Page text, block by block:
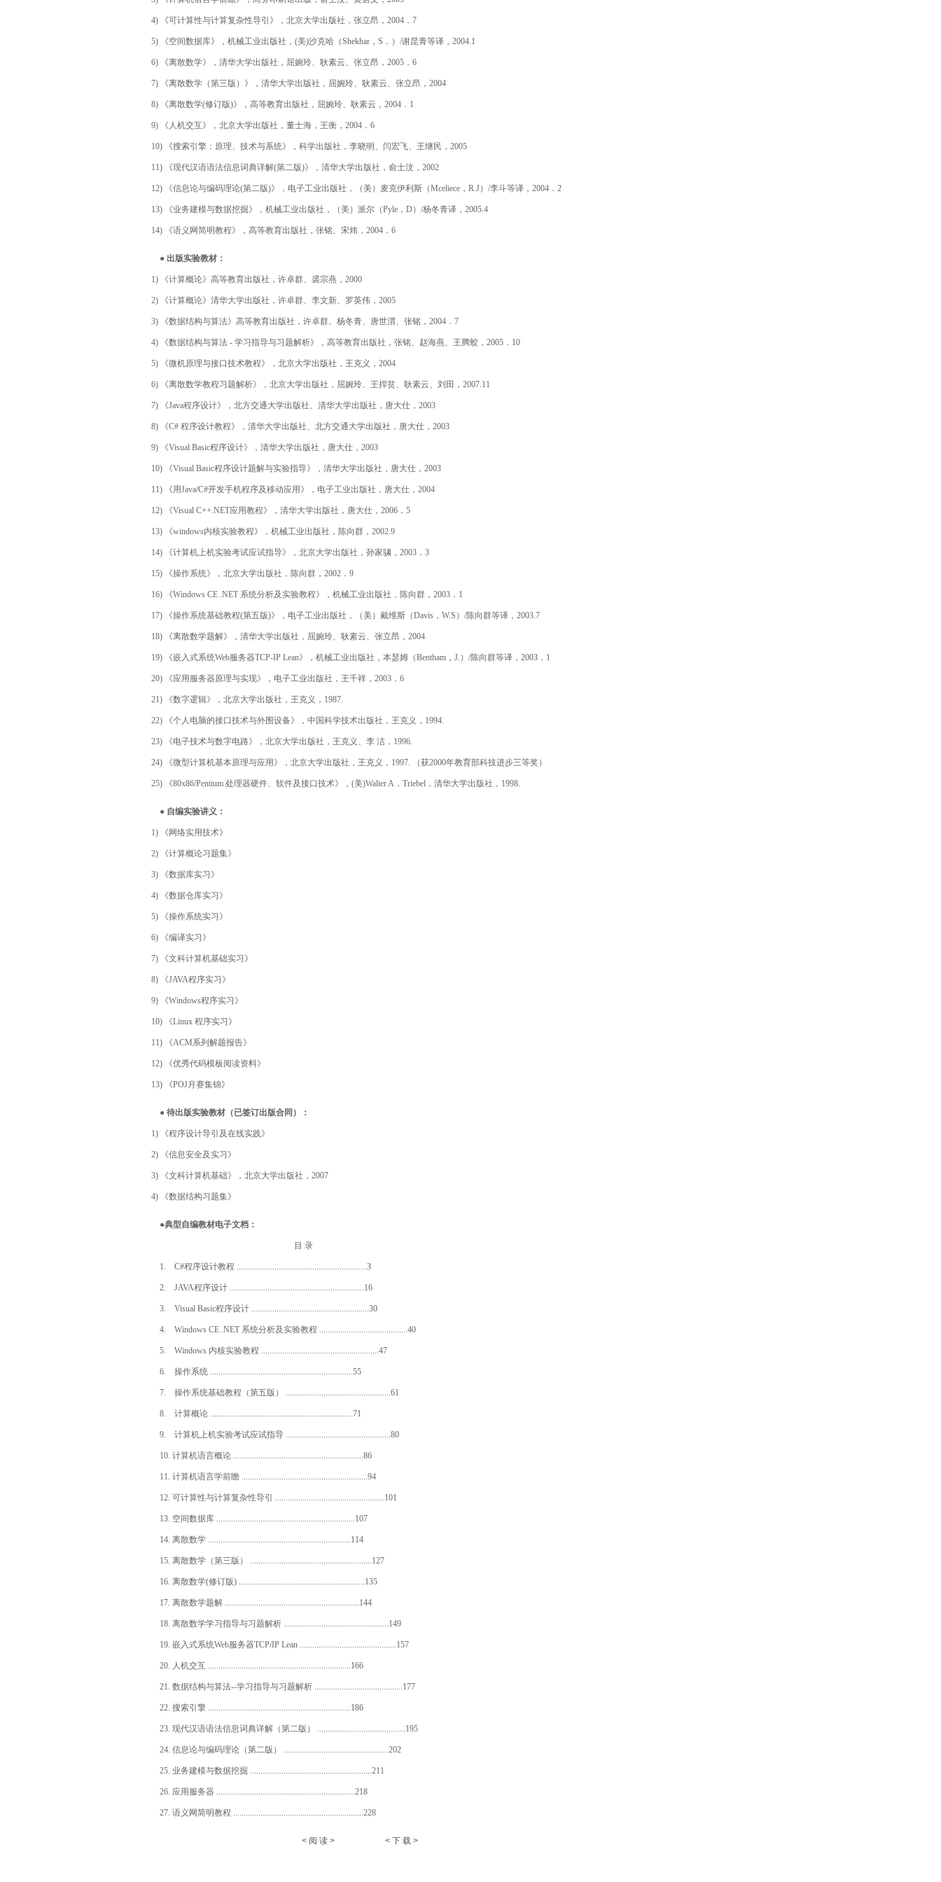
4) 《可计算性与计算复杂性导引》，北京大学出版社，张立昂，2004．7
5) 《空间数据库》，机械工业出版社，(美)沙克哈（Shekhar，S．）/谢昆青等译，2004.1
6) 《离散数学》，清华大学出版社，屈婉玲、耿素云、张立昂，2005．6
7) 《离散数学（第三版）》，清华大学出版社，屈婉玲、耿素云、张立昂，2004
8) 《离散数学(修订版)》，高等教育出版社，屈婉玲、耿素云，2004．1
9) 《人机交互》，北京大学出版社，董士海，王衡，2004．6
10) 《搜索引擎：原理、技术与系统》，科学出版社，李晓明、闫宏飞、王继民，2005
11) 《现代汉语语法信息词典详解(第二版)》，清华大学出版社，俞士汶，2002
12) 《信息论与编码理论(第二版)》，电子工业出版社，（美）麦克伊利斯（Mceliece，R.J）/李斗等译，2004．2
13) 《业务建模与数据挖掘》，机械工业出版社，（美）派尔（Pyle，D）/杨冬青译，2005.4
14) 《语义网简明教程》，高等教育出版社，张铭、宋炜，2004．6
● 出版实验教材：
1) 《计算概论》高等教育出版社，许卓群、裘宗燕，2000
2) 《计算概论》清华大学出版社，许卓群、李文新、罗英伟，2005
3) 《数据结构与算法》高等教育出版社，许卓群、杨冬青、唐世渭、张铭，2004．7
4) 《数据结构与算法 - 学习指导与习题解析》，高等教育出版社，张铭、赵海燕、王腾蛟，2005．10
5) 《微机原理与接口技术教程》，北京大学出版社，王克义，2004
6) 《离散数学教程习题解析》，北京大学出版社，屈婉玲、王捍贫、耿素云、刘田，2007.11
7) 《Java程序设计》，北方交通大学出版社、清华大学出版社，唐大仕，2003
8) 《C# 程序设计教程》，清华大学出版社、北方交通大学出版社，唐大仕，2003
9) 《Visual Basic程序设计》，清华大学出版社，唐大仕，2003
10) 《Visual Basic程序设计题解与实验指导》，清华大学出版社，唐大仕，2003
11) 《用Java/C#开发手机程序及移动应用》，电子工业出版社，唐大仕，2004
12) 《Visual C++.NET应用教程》，清华大学出版社，唐大仕，2006．5
13) 《windows内核实验教程》，机械工业出版社，陈向群，2002.9
14) 《计算机上机实验考试应试指导》，北京大学出版社，孙家骕，2003．3
15) 《操作系统》，北京大学出版社，陈向群，2002．9
16) 《Windows CE .NET 系统分析及实验教程》，机械工业出版社，陈向群，2003．1
17) 《操作系统基础教程(第五版)》，电子工业出版社，（美）戴维斯（Davis，W.S）/陈向群等译，2003.7
18) 《离散数学题解》，清华大学出版社，屈婉玲、耿素云、张立昂，2004
19) 《嵌入式系统Web服务器TCP-IP Lean》，机械工业出版社，本瑟姆（Bentham，J.）/陈向群等译，2003．1
20) 《应用服务器原理与实现》，电子工业出版社，王千祥，2003．6
21) 《数字逻辑》，北京大学出版社，王克义，1987.
22) 《个人电脑的接口技术与外围设备》，中国科学技术出版社，王克义，1994.
23) 《电子技术与数字电路》，北京大学出版社，王克义、李 洁，1996.
24) 《微型计算机基本原理与应用》，北京大学出版社，王克义，1997. （获2000年教育部科技进步三等奖）
25) 《80x86/Pentium 处理器硬件、软件及接口技术》，(美)Walter A．Triebel，清华大学出版社，1998.
● 自编实验讲义：
1) 《网络实用技术》
2) 《计算概论习题集》
3) 《数据库实习》
4) 《数据仓库实习》
5) 《操作系统实习》
6) 《编译实习》
7) 《文科计算机基础实习》
8) 《JAVA程序实习》
9) 《Windows程序实习》
10) 《Linux 程序实习》
11) 《ACM系列解题报告》
12) 《优秀代码模板阅读资料》
13) 《POJ月赛集锦》
● 待出版实验教材（已签订出版合同）：
1) 《程序设计导引及在线实践》
2) 《信息安全及实习》
3) 《文科计算机基础》，北京大学出版社，2007
4) 《数据结构习题集》
●典型自编教材电子文档：
目 录
1. C#程序设计教程 ..............................................................3
2. JAVA程序设计 ................................................................16
3. Visual Basic程序设计 ........................................................30
4. Windows CE .NET 系统分析及实验教程 ..........................................40
5. Windows 内核实验教程 ........................................................47
6. 操作系统 ....................................................................55
7. 操作系统基础教程（第五版） ..................................................61
8. 计算概论 ....................................................................71
9. 计算机上机实验考试应试指导 ..................................................80
10. 计算机语言概论 ..............................................................86
11. 计算机语言学前瞻 ............................................................94
12. 可计算性与计算复杂性导引 ....................................................101
13. 空间数据库 ..................................................................107
14. 离散数学 ....................................................................114
15. 离散数学（第三版） ..........................................................127
16. 离散数学(修订版) ............................................................135
17. 离散数学题解 ................................................................144
18. 离散数学学习指导与习题解析 ..................................................149
19. 嵌入式系统Web服务器TCP/IP Lean ..............................................157
20. 人机交互 ....................................................................166
21. 数据结构与算法--学习指导与习题解析 ..........................................177
22. 搜索引擎 ....................................................................186
23. 现代汉语语法信息词典详解（第二版） ..........................................195
24. 信息论与编码理论（第二版） ..................................................202
25. 业务建模与数据挖掘 ..........................................................211
26. 应用服务器 ..................................................................218
27. 语义网简明教程 ..............................................................228
< 阅 读 > < 下 载 >